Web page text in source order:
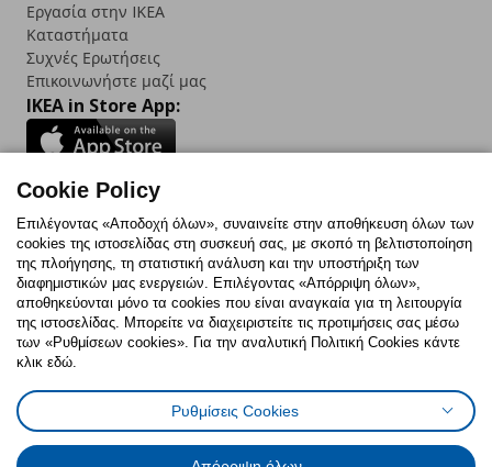
Εργασία στην IKEA
Καταστήματα
Συχνές Ερωτήσεις
Επικοινωνήστε μαζί μας
IKEA in Store App:
Follow us:
FacebookInstagram
TikTokYoutubePinterestTwitter
Πολιτική CookiesΔήλωση ψηφιακής προσβασιμότητας
Ρυθμίσεις cookiesΌροι Χρήσης
Γενική Πολιτική Προσωπικών Δεδομένων
Πολιτική Προσωπικών Δεδομένων για ΙΚΕΑ.gr
Cookie Policy
Επιλέγοντας «Αποδοχή όλων», συναινείτε στην αποθήκευση όλων των
cookies της ιστοσελίδας στη συσκευή σας, με σκοπό τη βελτιστοποίηση
της πλοήγησης, τη στατιστική ανάλυση και την υποστήριξη των
διαφημιστικών μας ενεργειών. Επιλέγοντας «Απόρριψη όλων»,
αποθηκεύονται μόνο τα cookies που είναι αναγκαία για τη λειτουργία
της ιστοσελίδας. Μπορείτε να διαχειριστείτε τις προτιμήσεις σας μέσω
των «Ρυθμίσεων cookies». Για την αναλυτική Πολιτική Cookies κάντε
κλικ εδώ.
Ρυθμίσεις Cookies